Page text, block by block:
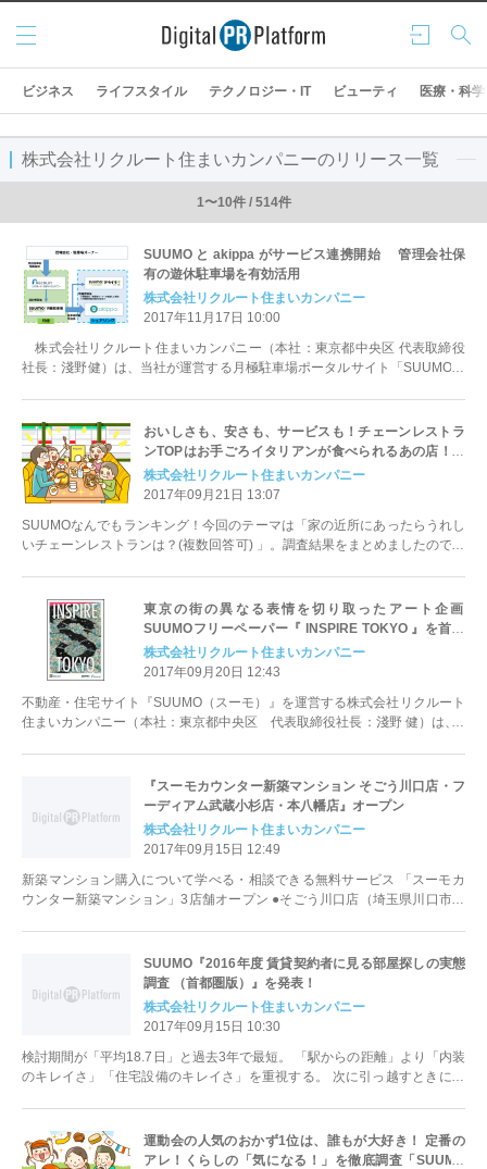
ログ
イン
検索
メニ
ュー
ビジネス ライフスタイル テクノロジー・IT ビューティ 医療・科学
株式会社リクルート住まいカンパニーのリリース一覧
1〜10件 / 514件
SUUMO と akippa がサービス連携開始 管理会社保
有の遊休駐車場を有効活用
株式会社リクルート住まいカンパニー
2017年11月17日 10:00
株式会社リクルート住まいカンパニー（本社：東京都中央区 代表取締役
社長：淺野健）は、当社が運営する月極駐車場ポータルサイト「SUUMO月
おいしさも、安さも、サービスも！チェーンレストラ
ンTOPはお手ごろイタリアンが食べられるあの店！く
らしの「気になる！」を徹底調査「SUUMOなんでも
ランキング」
株式会社リクルート住まいカンパニー
2017年09月21日 13:07
SUUMOなんでもランキング！今回のテーマは「家の近所にあったらうれし
いチェーンレストランは？(複数回答可) 」。調査結果をまとめましたのでお
東京の街の異なる表情を切り取ったアート企画
SUUMOフリーペーパー『 INSPIRE TOKYO 』を首都
圏の大学生協などで配布＆特設WEBサイトで公開！
株式会社リクルート住まいカンパニー
2017年09月20日 12:43
不動産・住宅サイト『SUUMO（スーモ）』を運営する株式会社リクルート
住まいカンパニー（本社：東京都中央区 代表取締役社長：淺野 健）は、9
『スーモカウンター新築マンション そごう川口店・フ
ーディアム武蔵小杉店・本八幡店』オープン
株式会社リクルート住まいカンパニー
2017年09月15日 12:49
新築マンション購入について学べる・相談できる無料サービス 「スーモカ
ウンター新築マンション」3店舗オープン ●そごう川口店（埼玉県川口市）
SUUMO『2016年度 賃貸契約者に見る部屋探しの実態
調査 （首都圏版）』を発表！
株式会社リクルート住まいカンパニー
2017年09月15日 10:30
検討期間が「平均18.7日」と過去3年で最短。 「駅からの距離」より「内装
のキレイさ」「住宅設備のキレイさ」を重視する。 次に引っ越すときに欲
運動会の人気のおかず1位は、誰もが大好き！ 定番の
アレ！くらしの「気になる！」を徹底調査「SUUMO